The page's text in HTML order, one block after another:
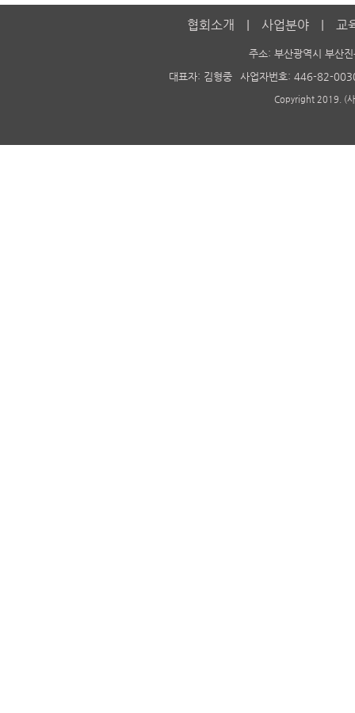
협회소개 사업분야 교
주소: 부산광역시 부산
대표자: 김형중
사업자번호: 446-82-
Copyright 2019. (사